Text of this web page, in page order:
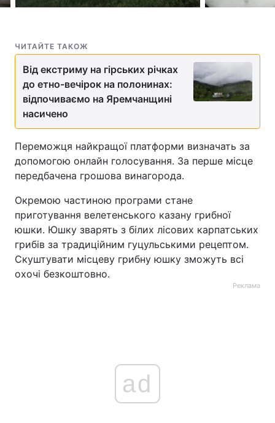
ЧИТАЙТЕ ТАКОЖ
Від екстриму на гірських річках
до етно-вечірок на полонинах:
відпочиваємо на Яремчанщині
насичено
Переможця найкращої платформи визначать за
допомогою онлайн голосування. За перше місце
передбачена грошова винагорода.
Окремою частиною програми стане
приготування велетенського казану грибної
юшки. Юшку зварять з білих лісових карпатських
грибів за традиційним гуцульськими рецептом.
Скуштувати місцеву грибну юшку зможуть всі
охочі безкоштовно.
Реклама
ad